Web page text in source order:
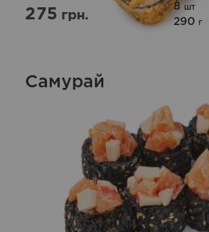
275грн.
8 шт
290 г
Самурай